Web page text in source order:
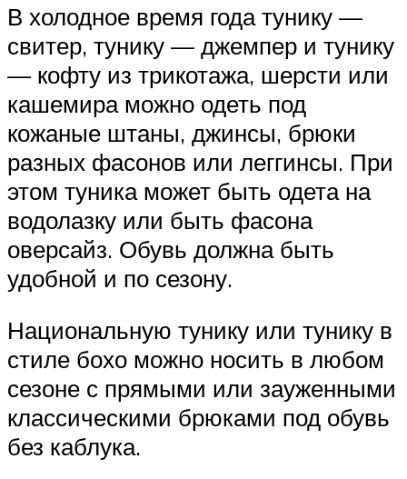
В холодное время года тунику —
свитер, тунику — джемпер и тунику
— кофту из трикотажа, шерсти или
кашемира можно одеть под
кожаные штаны, джинсы, брюки
разных фасонов или леггинсы. При
этом туника может быть одета на
водолазку или быть фасона
оверсайз. Обувь должна быть
удобной и по сезону.
Национальную тунику или тунику в
стиле бохо можно носить в любом
сезоне с прямыми или зауженными
классическими брюками под обувь
без каблука.